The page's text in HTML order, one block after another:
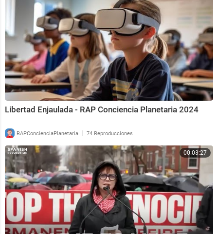
Libertad Enjaulada - RAP Conciencia Planetaria 2024
RAPConcienciaPlanetaria | 74 Reproducciones
00:03:27